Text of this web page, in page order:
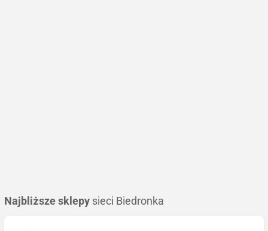
Najbliższe sklepy sieci Biedronka